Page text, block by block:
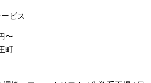
ビス
〜
町